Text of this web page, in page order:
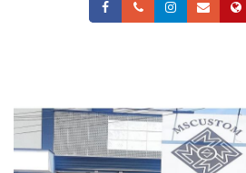
FacebookTelefoneInstagram
Email